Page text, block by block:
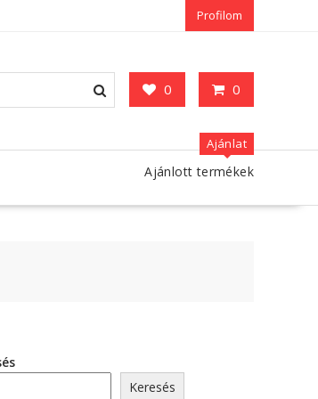
Profilom
0 0
Ajánlat
Ajánlott termékek
Keresés